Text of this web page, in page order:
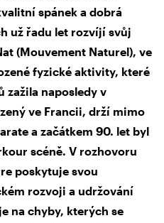
spánek a dobrá
už řadu let rozvíjí svůj
(Mouvement Naturel), ve
fyzické aktivity, které
zažila naposledy v
ve Francii, drží mimo
a začátkem 90. let byl
scéně. V rozhovoru
poskytuje svou
rozvoji a udržování
na chyby, kterých se